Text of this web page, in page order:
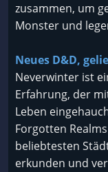
zusammen, um
Monster und
Neues D&D,
Neverwinter ist
Erfahrung, der
Leben
Forgotten
beliebtesten
erkunden und